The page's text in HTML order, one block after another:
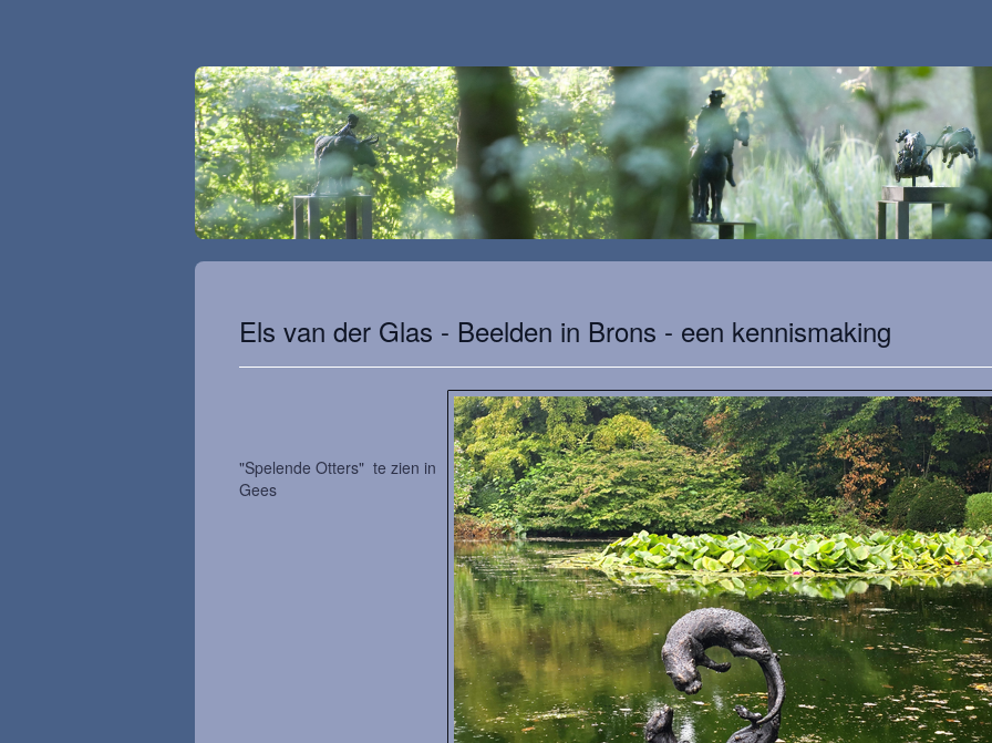
Els van der Glas - Beelden in Brons - een kennismaking
"Spelende Otters" te zien in
Gees